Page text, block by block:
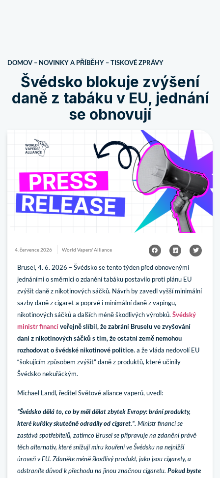
DOMOV – NOVINKY A PŘÍBĚHY –TISKOVÉ ZPRÁVY
Švédsko blokuje zvýšení
daně z tabáku v EU, jednání
se obnovují
4. července 2026 World Vapers' Alliance
Brusel, 4. 6. 2026 – Švédsko se tento týden před obnovenými
jednáními o směrnici o zdanění tabáku postavilo proti plánu EU
zvýšit daně z nikotinových sáčků. Návrh by zavedl vyšší minimální
sazby daně z cigaret a poprvé i minimální daně z vapingu,
nikotinových sáčků a dalších méně škodlivých výrobků. Švédský
ministr financíveřejně slíbil, že zabrání Bruselu ve zvyšování
daní z nikotinových sáčků s tím, že ostatní země nemohou
rozhodovat o švédské nikotinové politice.a že vláda nedovolí EU
“šokujícím způsobem zvýšit” daně z produktů, které učinily
Švédsko nekuřáckým.
Michael Landl, ředitel Světové aliance vaperů, uvedl:
“Švédsko dělá to, co by měl dělat zbytek Evropy: brání produkty,
které kuřáky skutečně odradily od cigaret.“. Ministr financí se
zastává spotřebitelů, zatímco Brusel se připravuje na zdanění právě
těch alternativ, které snižují míru kouření ve Švédsku na nejnižší
úroveň v EU. Zdaněte méně škodlivý produkt, jako jsou cigarety, a
odstraníte důvod k přechodu na jinou značnou cigaretu. Pokud byste